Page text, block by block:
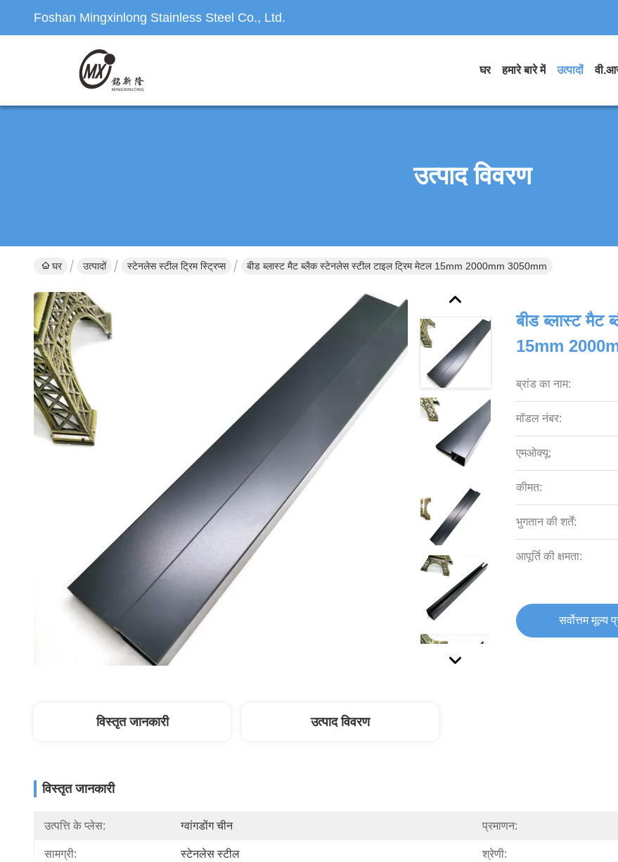
Foshan Mingxinlong Stainless Steel Co., Ltd.
घर हमारे बारे में उत्पादों
उत्पाद विवरण
घर उत्पादों स्टेनलेस स्टील ट्रिम स्ट्रिप्स बीड ब्लास्ट मैट ब्लैक स्टेनलेस स्टील टाइल ट्रिम मेटल 15mm 2000mm 3050mm
बीड ब्लास्ट मैट
15mm
ब्रांड का नाम:
मॉडल नंबर:
एमओक्यू:
कीमत:
भुगतान की शर्तें:
आपूर्ति की क्षमता:
सर्वोत्तम मूल्य
विस्तृत जानकारी उत्पाद विवरण
विस्तृत जानकारी
उत्पत्ति के प्लेस: ग्वांगडोंग चीन प्रमाणन:
सामग्री: स्टेनलेस स्टील श्रेणी: